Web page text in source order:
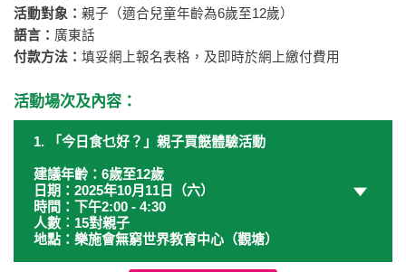
活動對象： 親子（適合兒童年齡為6歲至12歲）
語言： 廣東話
付款方法： 填妥網上報名表格，及即時於網上繳付費用
活動場次及內容：
1. 「今日食乜好？」親子買餸體驗活動
建議年齡：6歲至12歲
日期：2025年10月11日（六）
時間：下午2:00 - 4:30
人數︰15對親子
地點：樂施會無窮世界教育中心（觀塘）